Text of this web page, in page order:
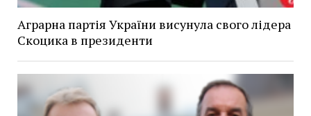
Аграрна партія України висунула свого лідера
Скоцика в президенти